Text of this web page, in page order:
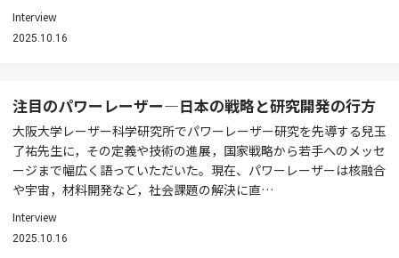
Interview
2025.10.16
注目のパワーレーザー―日本の戦略と研究開発の行方
大阪大学レーザー科学研究所でパワーレーザー研究を先導する兒玉
了祐先生に，その定義や技術の進展，国家戦略から若手へのメッセ
ージまで幅広く語っていただいた。現在、パワーレーザーは核融合
や宇宙，材料開発など，社会課題の解決に直…
Interview
2025.10.16